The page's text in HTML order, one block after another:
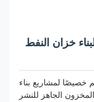
خزان النفط
خصيصًا لمشاريع بناء
الجاهز للنشر